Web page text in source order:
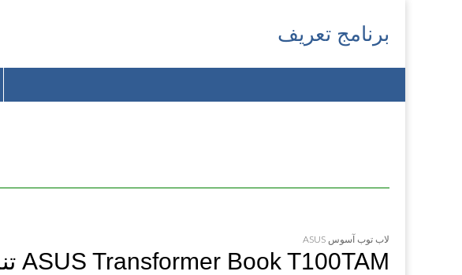
برنامج تعريف
menu
to
لاب توب آسوس ASUS
ASUS Transformer Book T100TAM تنزيل تعريفات اللابتوب